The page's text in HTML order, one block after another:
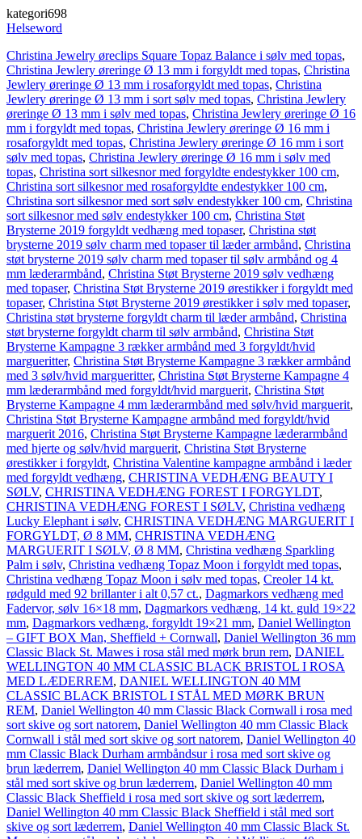
kategori698
Helseword
Christina Jewelry øreclips Square Topaz Balance i sølv med topas,
Christina Jewlery øreringe Ø 13 mm i forgyldt med topas, Christina
Jewlery øreringe Ø 13 mm i rosaforgyldt med topas, Christina
Jewlery øreringe Ø 13 mm i sort sølv med topas, Christina Jewlery
øreringe Ø 13 mm i sølv med topas, Christina Jewlery øreringe Ø 16
mm i forgyldt med topas, Christina Jewlery øreringe Ø 16 mm i
rosaforgyldt med topas, Christina Jewlery øreringe Ø 16 mm i sort
sølv med topas, Christina Jewlery øreringe Ø 16 mm i sølv med
topas, Christina sort silkesnor med forgyldte endestykker 100 cm,
Christina sort silkesnor med rosaforgyldte endestykker 100 cm,
Christina sort silkesnor med sort sølv endestykker 100 cm, Christina
sort silkesnor med sølv endestykker 100 cm, Christina Støt
Brysterne 2019 forgyldt vedhæng med topaser, Christina støt
brysterne 2019 sølv charm med topaser til læder armbånd, Christina
støt brysterne 2019 sølv charm med topaser til sølv armbånd og 4
mm læderarmbånd, Christina Støt Brysterne 2019 sølv vedhæng
med topaser, Christina Støt Brysterne 2019 ørestikker i forgyldt med
topaser, Christina Støt Brysterne 2019 ørestikker i sølv med topaser,
Christina støt brysterne forgyldt charm til læder armbånd, Christina
støt brysterne forgyldt charm til sølv armbånd, Christina Støt
Brysterne Kampagne 3 rækker armbånd med 3 forgyldt/hvid
margueritter, Christina Støt Brysterne Kampagne 3 rækker armbånd
med 3 sølv/hvid margueritter, Christina Støt Brysterne Kampagne 4
mm læderarmbånd med forgyldt/hvid marguerit, Christina Støt
Brysterne Kampagne 4 mm læderarmbånd med sølv/hvid marguerit,
Christina Støt Brysterne Kampagne armbånd med forgyldt/hvid
marguerit 2016, Christina Støt Brysterne Kampagne læderarmbånd
med hjerte og sølv/hvid marguerit, Christina Støt Brysterne
ørestikker i forgyldt, Christina Valentine kampagne armbånd i læder
med forgyldt vedhæng, CHRISTINA VEDHÆNG BEAUTY I
SØLV, CHRISTINA VEDHÆNG FOREST I FORGYLDT,
CHRISTINA VEDHÆNG FOREST I SØLV, Christina vedhæng
Lucky Elephant i sølv, CHRISTINA VEDHÆNG MARGUERIT I
FORGYLDT, Ø 8 MM, CHRISTINA VEDHÆNG
MARGUERIT I SØLV, Ø 8 MM, Christina vedhæng Sparkling
Palm i sølv, Christina vedhæng Topaz Moon i forgyldt med topas,
Christina vedhæng Topaz Moon i sølv med topas, Creoler 14 kt.
rødguld med 92 brillanter i alt 0,57 ct., Dagmarkors vedhæng med
Fadervor, sølv 16×18 mm, Dagmarkors vedhæng, 14 kt. guld 19×22
mm, Dagmarkors vedhæng, forgyldt 19×21 mm, Daniel Wellington
– GIFT BOX Man, Sheffield + Cornwall, Daniel Wellington 36 mm
Classic Black St. Mawes i rosa stål med mørk brun rem, DANIEL
WELLINGTON 40 MM CLASSIC BLACK BRISTOL I ROSA
MED LÆDERREM, DANIEL WELLINGTON 40 MM
CLASSIC BLACK BRISTOL I STÅL MED MØRK BRUN
REM, Daniel Wellington 40 mm Classic Black Cornwall i rosa med
sort skive og sort natorem, Daniel Wellington 40 mm Classic Black
Cornwall i stål med sort skive og sort natorem, Daniel Wellington 40
mm Classic Black Durham armbåndsur i rosa med sort skive og
brun læderrem, Daniel Wellington 40 mm Classic Black Durham i
stål med sort skive og brun læderrem, Daniel Wellington 40 mm
Classic Black Sheffield i rosa med sort skive og sort læderrem,
Daniel Wellington 40 mm Classic Black Sheffield i stål med sort
skive og sort læderrem, Daniel Wellington 40 mm Classic Black St.